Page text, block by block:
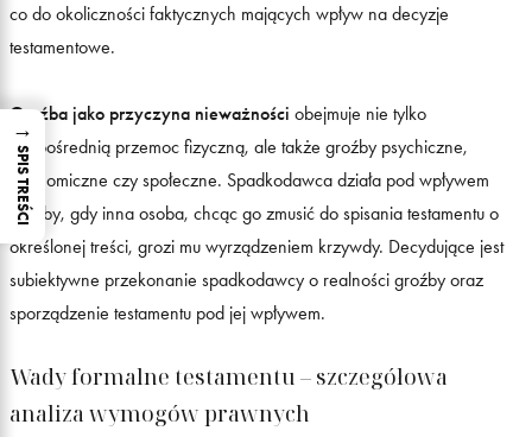
co do okoliczności faktycznych mających wpływ na decyzje
testamentowe.
Groźba jako przyczyna nieważności obejmuje nie tylko
bezpośrednią przemoc fizyczną, ale także groźby psychiczne,
ekonomiczne czy społeczne. Spadkodawca działa pod wpływem
groźby, gdy inna osoba, chcąc go zmusić do spisania testamentu o
określonej treści, grozi mu wyrządzeniem krzywdy. Decydujące jest
subiektywne przekonanie spadkodawcy o realności groźby oraz
sporządzenie testamentu pod jej wpływem.
Wady formalne testamentu – szczegółowa
analiza wymogów prawnych
→
SPIS TREŚCI